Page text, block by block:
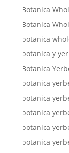
Botanica
Botanica
botanica
botanica y
Botanica
botanica
botanica
botanica
botanica
botanica